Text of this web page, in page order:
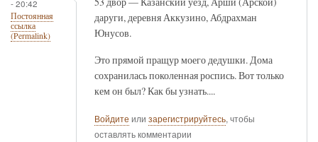
- 20:42
Постоянная
ссылка
(Permalink)
даруги, деревня Аккузино, Абдрахман
Юнусов.
Это прямой пращур моего дедушки. Дома
сохранилась поколенная роспись. Вот только
кем он был? Как бы узнать....
Войдите или зарегистрируйтесь, чтобы
оставлять комментарии